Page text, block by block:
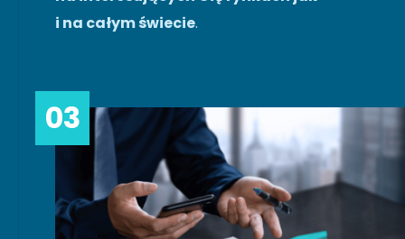
i na całym świecie.
03